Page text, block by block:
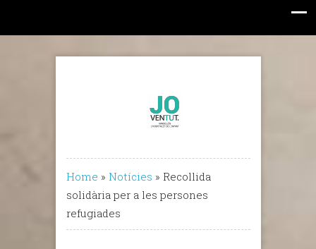
Home » Notícies » Recollida
solidària per a les persones
refugiades